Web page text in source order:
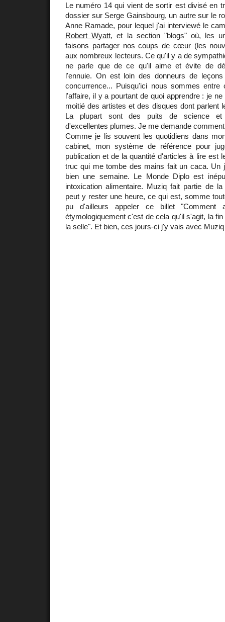
Le numéro 14 qui vient de sortir est divisé en
dossier sur Serge Gainsbourg, un autre sur le
Anne Ramade, pour lequel j'ai interviewé le
Robert Wyatt, et la section "blogs" où, les
faisons partager nos coups de cœur (les
aux nombreux lecteurs. Ce qu'il y a de
ne parle que de ce qu'il aime et évite de
l'ennuie. On est loin des donneurs de
concurrence... Puisqu'ici nous sommes entre
l'affaire, il y a pourtant de quoi apprendre : je
moitié des artistes et des disques dont parlent
La plupart sont des puits de science et
d'excellentes plumes. Je me demande
Comme je lis souvent les quotidiens dans
cabinet, mon système de référence pour
publication et de la quantité d'articles à lire est
truc qui me tombe des mains fait un caca. Un
bien une semaine. Le Monde Diplo est
intoxication alimentaire. Muziq fait partie de
peut y rester une heure, ce qui est, somme
pu d'ailleurs appeler ce billet "Comment
étymologiquement c'est de cela qu'il s'agit, la
la selle". Et bien, ces jours-ci j'y vais avec